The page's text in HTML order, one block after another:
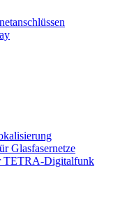
Glasfasernetze
TETRA-Digitalfunk